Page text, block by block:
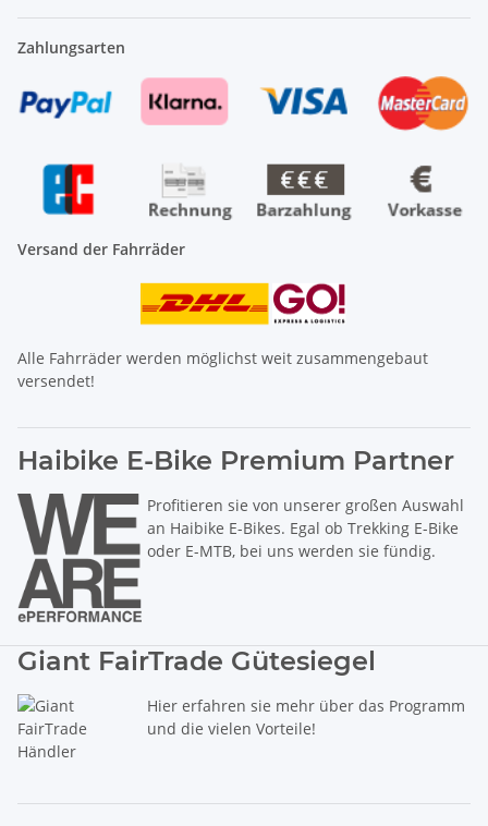
Zahlungsarten
Versand der Fahrräder
Alle Fahrräder werden möglichst weit zusammengebaut
versendet!
Haibike E-Bike Premium Partner
Profitieren sie von unserer großen Auswahl
an Haibike E-Bikes. Egal ob Trekking E-Bike
oder E-MTB, bei uns werden sie fündig.
Giant FairTrade Gütesiegel
Hier erfahren sie mehr über das Programm
und die vielen Vorteile!